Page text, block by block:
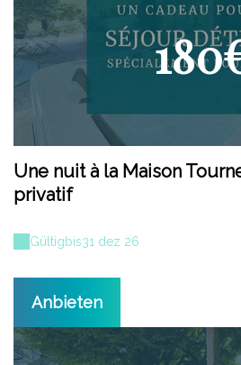
Une nuit à la Maison
privatif
Gültigbis31 dez 26
Anbieten